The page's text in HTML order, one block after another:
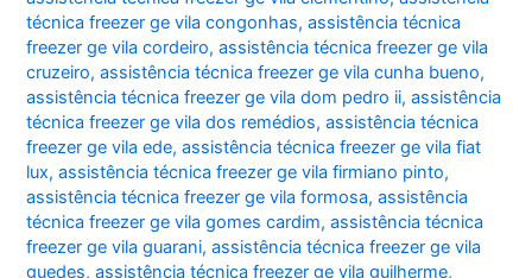
técnica freezer ge vila congonhas,assistência técnica
freezer ge vila cordeiro,assistência técnica freezer ge vila
cruzeiro,assistência técnica freezer ge vila cunha bueno,
assistência técnica freezer ge vila dom pedro ii,assistência
técnica freezer ge vila dos remédios,assistência técnica
freezer ge vila ede,assistência técnica freezer ge vila fiat
lux,assistência técnica freezer ge vila firmiano pinto,
assistência técnica freezer ge vila formosa,assistência
técnica freezer ge vila gomes cardim,assistência técnica
freezer ge vila guarani,assistência técnica freezer ge vila
guedes,assistência técnica freezer ge vila guilherme,